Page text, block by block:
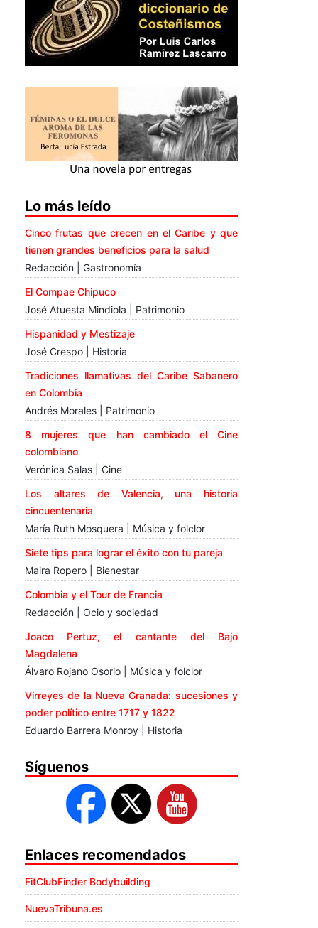
Lo más leído
Cinco frutas que crecen en el Caribe y que
tienen grandes beneficios para la salud
Redacción | Gastronomía
El Compae Chipuco
José Atuesta Mindiola | Patrimonio
Hispanidad y Mestizaje
José Crespo | Historia
Tradiciones llamativas del Caribe Sabanero
en Colombia
Andrés Morales | Patrimonio
8 mujeres que han cambiado el Cine
colombiano
Verónica Salas | Cine
Los altares de Valencia, una historia
cincuentenaria
María Ruth Mosquera | Música y folclor
Siete tips para lograr el éxito con tu pareja
Maira Ropero | Bienestar
Colombia y el Tour de Francia
Redacción | Ocio y sociedad
Joaco Pertuz, el cantante del Bajo
Magdalena
Álvaro Rojano Osorio | Música y folclor
Virreyes de la Nueva Granada: sucesiones y
poder político entre 1717 y 1822
Eduardo Barrera Monroy | Historia
Síguenos
Enlaces recomendados
FitClubFinder Bodybuilding
NuevaTribuna.es